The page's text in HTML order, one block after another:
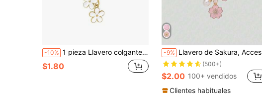
-10% 1 pieza Llavero colgante de letra & flor elegante y lindo
$1.80
-9% Llavero de Sakura, Accesorio de teléfono minimalista de Sakura, Accesorios de coche para mujeres/niñas, Colgante de bolso, Regalos con estilo gótico/Y2K lindos para madre, padre, graduación y maestro
(500+)
$2.00 100+ vendidos
Clientes habituales